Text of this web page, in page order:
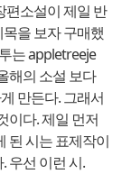
편소설이 제일 반
을 보자 구매했
는 appletreeje
해의 소설 보다
만든다. 그래서
이다. 제일 먼저
된 시는 표제작이
우선 이런 시.